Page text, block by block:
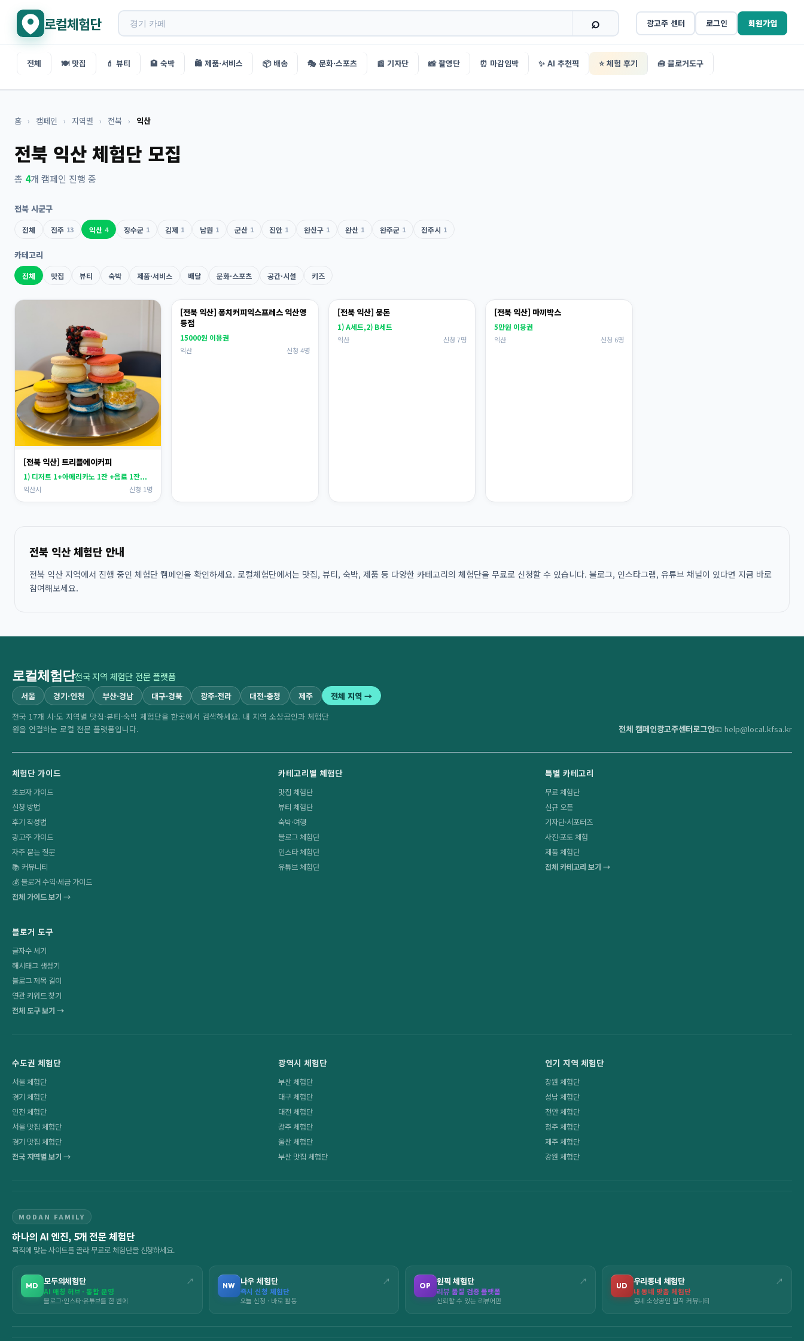
로컬체험단 광고주 센터 로그인 회원가입
전체 🍽️ 맛집 💄 뷰티 🏨 숙박 🛍️ 제품·서비스 📦 배송 🎭 문화·스포츠 📰 기자단 📸 촬영단 ⏰ 마감임박 ✨ AI 추천픽 ⭐ 체험 후기 🧰 블로거도구
홈 › 캠페인 › 지역별 › 전북 › 익산
전북 익산 체험단 모집
총 4개 캠페인 진행 중
전북 시군구
전체 전주 13 익산 4 장수군 1 김제 1 남원 1 군산 1 진안 1 완산구 1 완산 1 완주군 1 전주시 1
카테고리
전체 맛집 뷰티 숙박 제품·서비스 배달 문화·스포츠 공간·시설 키즈
[전북 익산] 트리플에이커피
1) 디저트 1+아메리카노 1잔 +음료 1잔...
익산시 신청 1명
[전북 익산] 퐁치커피익스프레스 익산영
등점
15000원 이용권
익산 신청 4명
[전북 익산] 뭉돈
1) A세트,2) B세트
익산 신청 7명
[전북 익산] 마끼박스
5만원 이용권
익산 신청 6명
전북 익산 체험단 안내
전북 익산 지역에서 진행 중인 체험단 캠페인을 확인하세요. 로컬체험단에서는 맛집, 뷰티, 숙박, 제품 등 다양한 카테고리의 체험단을 무료로 신청할 수 있습니다. 블로그, 인스타그램, 유튜브 채널이 있다면 지금 바로
참여해보세요.
로컬체험단전국 지역 체험단 전문 플랫폼
서울 경기·인천 부산·경남 대구·경북 광주·전라 대전·충청 제주
전체 지역 →
전국 17개 시·도 지역별 맛집·뷰티·숙박 체험단을 한곳에서 검색하세요. 내 지역 소상공인과 체험단
원을 연결하는 로컬 전문 플랫폼입니다.
전체 캠페인광고주센터로그인📧 help@local.kfsa.kr
체험단 가이드
초보자 가이드
신청 방법
후기 작성법
광고주 가이드
자주 묻는 질문
📚 커뮤니티
💰 블로거 수익·세금 가이드
전체 가이드 보기 →
카테고리별 체험단
맛집 체험단
뷰티 체험단
숙박·여행
블로그 체험단
인스타 체험단
유튜브 체험단
특별 카테고리
무료 체험단
신규 오픈
기자단·서포터즈
사진·포토 체험
제품 체험단
전체 카테고리 보기 →
블로거 도구
글자수 세기
해시태그 생성기
블로그 제목 길이
연관 키워드 찾기
전체 도구 보기 →
수도권 체험단
서울 체험단
경기 체험단
인천 체험단
서울 맛집 체험단
경기 맛집 체험단
전국 지역별 보기 →
광역시 체험단
부산 체험단
대구 체험단
대전 체험단
광주 체험단
울산 체험단
부산 맛집 체험단
인기 지역 체험단
창원 체험단
성남 체험단
천안 체험단
청주 체험단
제주 체험단
강원 체험단
MODAN FAMILY
하나의 AI 엔진, 5개 전문 체험단
목적에 맞는 사이트를 골라 무료로 체험단을 신청하세요.
MD 모두의체험단 ↗
AI 매칭 허브 · 통합 운영
블로그·인스타·유튜브를 한 번에
NW 나우 체험단 ↗
즉시 신청 체험단
오늘 신청 · 바로 활동
OP 원픽 체험단 ↗
리뷰 품질 검증 플랫폼
신뢰할 수 있는 리뷰어만
UD 우리동네 체험단 ↗
내 동네 맞춤 체험단
동네 소상공인 밀착 커뮤니티